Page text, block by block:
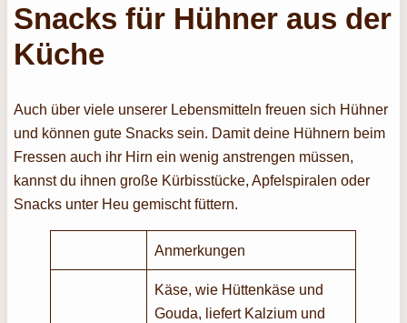
Snacks für Hühner aus der
Küche
Auch über viele unserer Lebensmitteln freuen sich Hühner
und können gute Snacks sein. Damit deine Hühnern beim
Fressen auch ihr Hirn ein wenig anstrengen müssen,
kannst du ihnen große Kürbisstücke, Apfelspiralen oder
Snacks unter Heu gemischt füttern.
Anmerkungen
Käse, wie Hüttenkäse und
Gouda, liefert Kalzium und